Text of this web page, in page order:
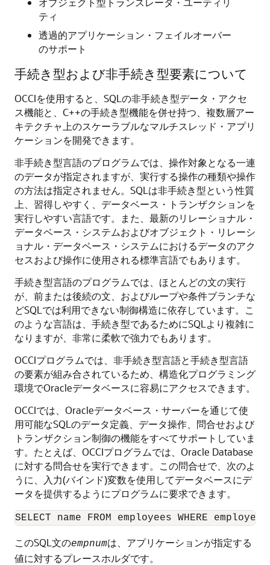
ティ
透過的アプリケーション・フェイルオーバー
のサポート
手続き型および非手続き型要素について
OCCIを使用すると、SQLの非手続き型データ・アクセ
ス機能と、C++の手続き型機能を併せ持つ、複数層アー
キテクチャ上のスケーラブルなマルチスレッド・アプリ
ケーションを開発できます。
非手続き型言語のプログラムでは、操作対象となる一連
のデータが指定されますが、実行する操作の種類や操作
の方法は指定されません。SQLは非手続き型という性質
上、習得しやすく、データベース・トランザクションを
実行しやすい言語です。また、最新のリレーショナル・
データベース・システムおよびオブジェクト・リレーシ
ョナル・データベース・システムにおけるデータのアク
セスおよび操作に使用される標準言語でもあります。
手続き型言語のプログラムでは、ほとんどの文の実行
が、前または後続の文、およびループや条件ブランチな
どSQLでは利用できない制御構造に依存しています。こ
のような言語は、手続き型であるためにSQLより複雑に
なりますが、非常に柔軟で強力でもあります。
OCCIプログラムでは、非手続き型言語と手続き型言語
の要素が組み合されているため、構造化プログラミング
環境でOracleデータベースに容易にアクセスできます。
OCCIでは、Oracleデータベース・サーバーを通じて使
用可能なSQLのデータ定義、データ操作、問合せおよび
トランザクション制御の機能をすべてサポートしていま
す。たとえば、OCCIプログラムでは、Oracle Database
に対する問合せを実行できます。この問合せで、次のよ
うに、入力(バインド)変数を使用してデータベースにデ
ータを提供するようにプログラムに要求できます。
SELECT name FROM employees WHERE
このSQL文のempnumは、アプリケーションが指定する
値に対するプレースホルダです。